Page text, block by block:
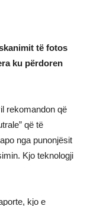
të fotos
ku përdoren
rekomandon që
që të
nga punonjësit
Kjo teknologji
kjo e